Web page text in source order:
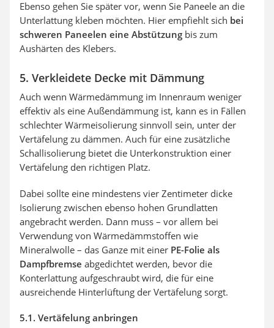
Ebenso gehen Sie später vor, wenn Sie Paneele an die
Unterlattung kleben möchten. Hier empfiehlt sich bei
schweren Paneelen eine Abstützung bis zum
Aushärten des Klebers.
5. Verkleidete Decke mit Dämmung
Auch wenn Wärmedämmung im Innenraum weniger
effektiv als eine Außendämmung ist, kann es in Fällen
schlechter Wärmeisolierung sinnvoll sein, unter der
Vertäfelung zu dämmen. Auch für eine zusätzliche
Schallisolierung bietet die Unterkonstruktion einer
Vertäfelung den richtigen Platz.
Dabei sollte eine mindestens vier Zentimeter dicke
Isolierung zwischen ebenso hohen Grundlatten
angebracht werden. Dann muss – vor allem bei
Verwendung von Wärmedämmstoffen wie
Mineralwolle – das Ganze mit einer PE-Folie als
Dampfbremse abgedichtet werden, bevor die
Konterlattung aufgeschraubt wird, die für eine
ausreichende Hinterlüftung der Vertäfelung sorgt.
5.1. Vertäfelung anbringen